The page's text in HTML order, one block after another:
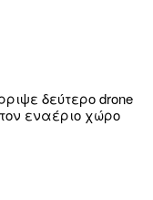
δεύτερο drone
εναέριο χώρο